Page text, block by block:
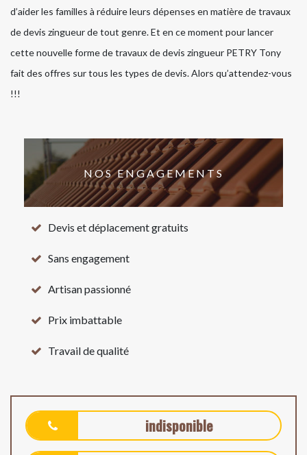
d’aider les familles à réduire leurs dépenses en matière de travaux
de devis zingueur de tout genre. Et en ce moment pour lancer
cette nouvelle forme de travaux de devis zingueur PETRY Tony
fait des offres sur tous les types de devis. Alors qu’attendez-vous
!!!
NOS ENGAGEMENTS
Devis et déplacement gratuits
Sans engagement
Artisan passionné
Prix imbattable
Travail de qualité
indisponible